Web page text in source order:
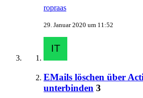
ropraas
29. Januar 2020 um 11:52
EMails löschen über
unterbinden 3